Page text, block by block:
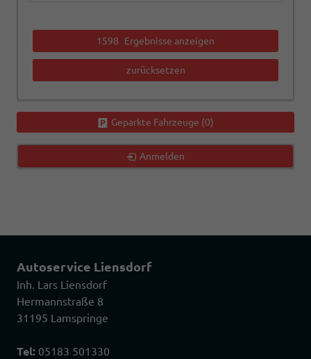
1598 Ergebnisse anzeigen
zurücksetzen
Geparkte Fahrzeuge (0)
Anmelden
Autoservice Liensdorf
Inh. Lars Liensdorf
Hermannstraße 8
31195 Lamspringe
Tel: 05183 501330